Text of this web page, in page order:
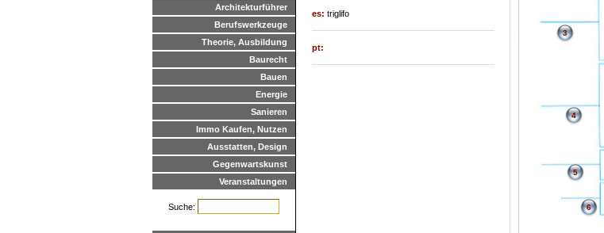
Architekturführer
Berufswerkzeuge
Theorie, Ausbildung
Baurecht
Bauen
Energie
Sanieren
Immo Kaufen, Nutzen
Ausstatten, Design
Gegenwartskunst
Veranstaltungen
Suche:
3
4
5
6
es: triglifo
pt: